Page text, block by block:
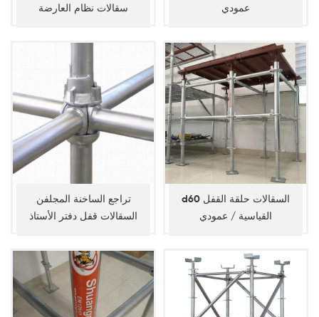
سقالات نظام العارضة عمودي
تراجع الساخنة المجلفن
السقالات قفل دفتر الأستاذ
d60 السقالات حلقة القفل
القياسية / عمودي